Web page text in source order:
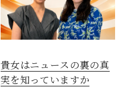
貴女はニュースの裏の真
実を知っていますか